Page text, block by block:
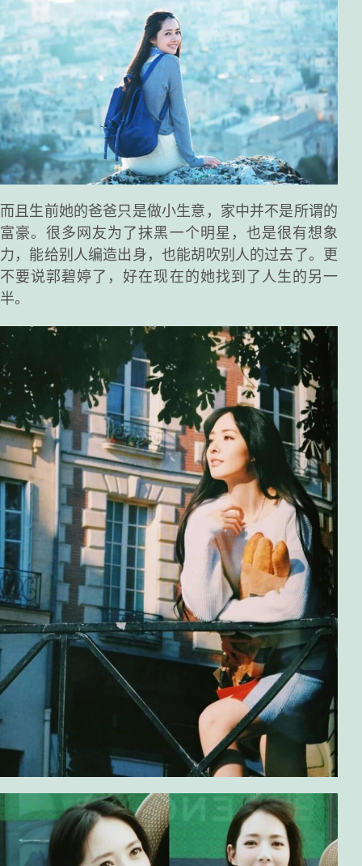
而且生前她的爸爸只是做小生意，家中并不是所谓的
富豪。很多网友为了抹黑一个明星，也是很有想象
力，能给别人编造出身，也能胡吹别人的过去了。更
不要说郭碧婷了，好在现在的她找到了人生的另一
半。